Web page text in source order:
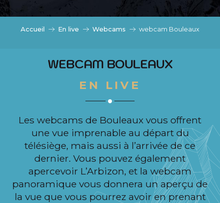
Accueil En live Webcams webcam Bouleaux
WEBCAM BOULEAUX
EN LIVE
Les webcams de Bouleaux vous offrent
une vue imprenable au départ du
télésiège, mais aussi à l’arrivée de ce
dernier. Vous pouvez également
apercevoir L’Arbizon, et la webcam
panoramique vous donnera un aperçu de
la vue que vous pourrez avoir en prenant